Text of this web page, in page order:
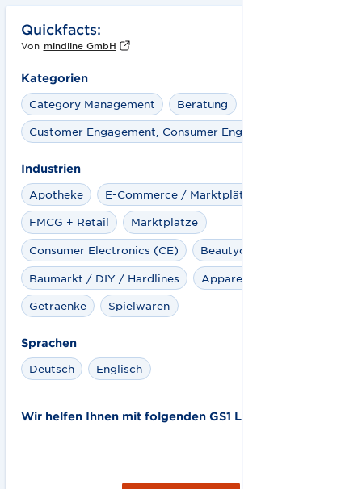
Quickfacts:
Von mindline GmbH
Kategorien
Category Management
Beratung
Customer Engagement, Consumer Engagement
Industrien
Apotheke
E-Commerce / Marktplätze
FMCG + Retail Marktplätze
Consumer Electronics (CE) Beautycare
Baumarkt / DIY / Hardlines Apparel
Getraenke Spielwaren
Sprachen
Deutsch
Englisch
Wir helfen Ihnen mit folgenden GS1 Lösungen:
-